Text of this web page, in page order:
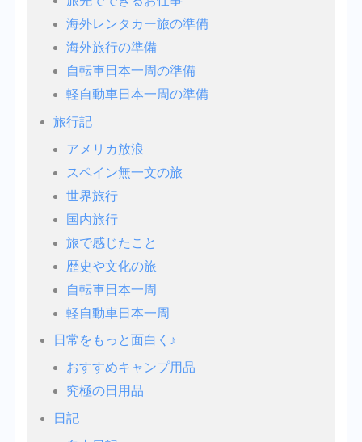
海外レンタカー旅の準備
海外旅行の準備
自転車日本一周の準備
軽自動車日本一周の準備
旅行記
アメリカ放浪
スペイン無一文の旅
世界旅行
国内旅行
旅で感じたこと
歴史や文化の旅
自転車日本一周
軽自動車日本一周
日常をもっと面白く♪
おすすめキャンプ用品
究極の日用品
日記